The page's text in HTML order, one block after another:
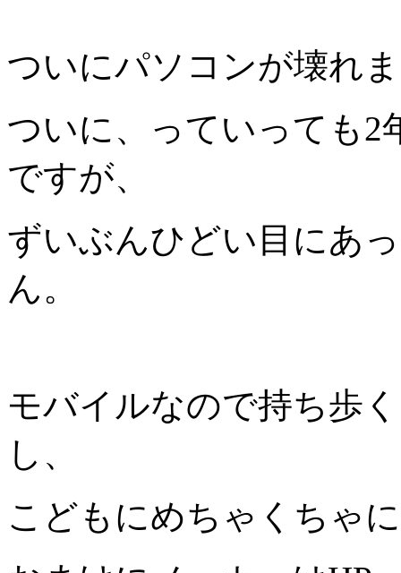
ついにパソコンが壊れ
ついに、っていっても2
ですが、
ずいぶんひどい目にあ
ん。
モバイルなので持ち歩
し、
こどもにめちゃくちゃ